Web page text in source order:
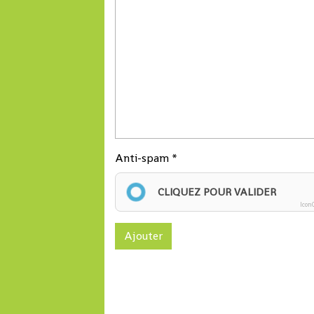
Anti-spam
CLIQUEZ POUR VALIDER
Ajouter